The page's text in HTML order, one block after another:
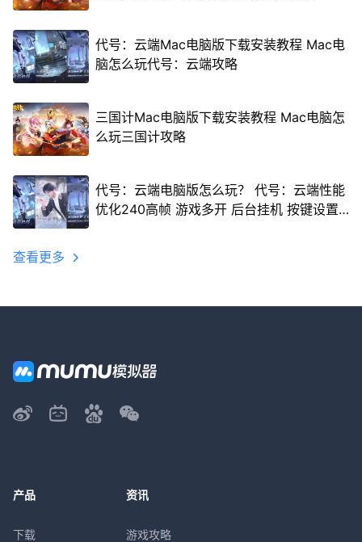
代号：云端Mac电脑版下载安装教程 Mac电
脑怎么玩代号：云端攻略
三国计Mac电脑版下载安装教程 Mac电脑怎
么玩三国计攻略
代号：云端电脑版怎么玩？ 代号：云端性能
优化240高帧 游戏多开 后台挂机 按键设置
查看更多
产品
下载
资讯
游戏攻略